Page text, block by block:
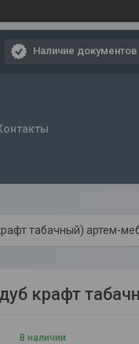
Наличие документов
табачный) артем-
крафт
В наличии